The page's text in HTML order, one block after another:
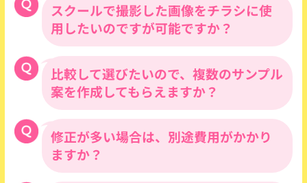
WordやExcelのデータがございましたら、
メールに添付してお送りください。
メール本文に掲載されたい内容をご記入い
ただいても構いません。
また、過去に制作されたチラシのPDFな
ど、参考になるものがございましたら併せ
てお送りください。
スクールで撮影した画像をチラシに使
用したいのですが可能ですか？
可能です。掲載されたい画像のデータをメ
ールにてお送りください。※解像度が低い
ものは印刷で粗くなってしまうため、なる
べく高解像度のデータをご用意いただくよ
うお願いいたします。
比較して選びたいので、複数のサンプル
案を作成してもらえますか？
無料でお好きなサンプル案を2案までお選
びいただけます。※サンプル作成は帯情報
（スクールの名称・住所・電話番号等）の
修正が多い場合は、別途費用がかかり
ますか？